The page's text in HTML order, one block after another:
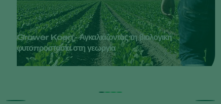
Grower Koen - Αγκαλιάζοντας τη βιολογική
φυτοπροστασία στη γεωργία